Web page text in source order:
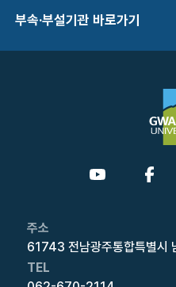
부속·부설기관 바로가기
주소
61743 전남광주통합특별시
TEL